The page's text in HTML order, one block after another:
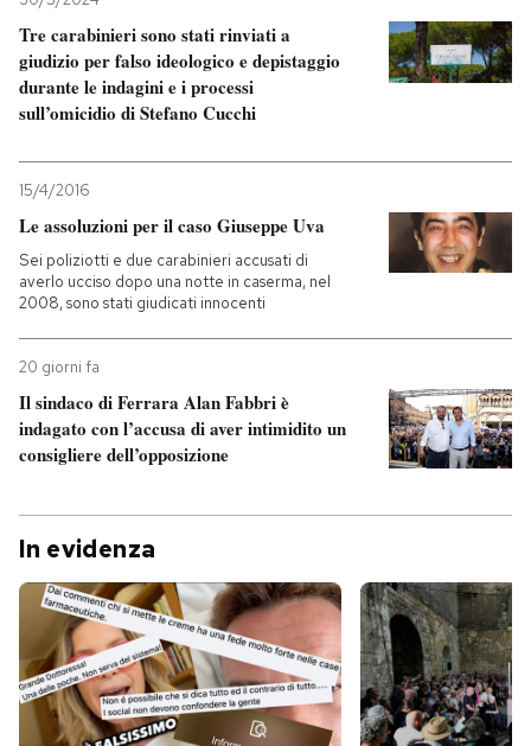
Tre carabinieri sono stati rinviati a
giudizio per falso ideologico e depistaggio
durante le indagini e i processi
sull’omicidio di Stefano Cucchi
15/4/2016
Le assoluzioni per il caso Giuseppe Uva
Sei poliziotti e due carabinieri accusati di
averlo ucciso dopo una notte in caserma, nel
2008, sono stati giudicati innocenti
20 giorni fa
Il sindaco di Ferrara Alan Fabbri è
indagato con l’accusa di aver intimidito un
consigliere dell’opposizione
In evidenza